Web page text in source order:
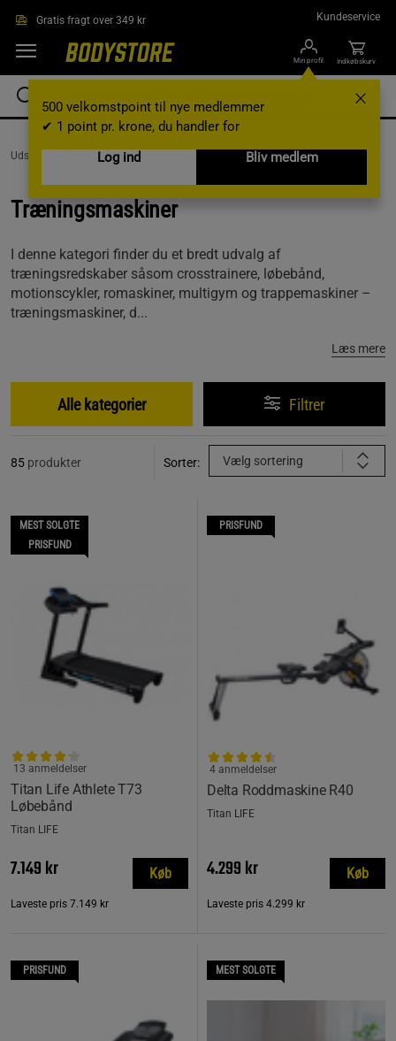
Gratis fragt over 349 kr Kundeservice
Min profil
500 velkomstpoint til nye medlemmer
✔ 1 point pr. krone, du handler for
Log ind
Bliv medlem
Indkøbskurv
Udstyr og tilbehør /Træningsmaskiner
Træningsmaskiner
I denne kategori finder du et bredt udvalg af
træningsredskaber såsom crosstrainere, løbebånd,
motionscykler, romaskiner, multigym og trappemaskiner –
træningsmaskiner, d...
Læs mere
Alle kategorier Filtrer
85 produkter Sorter: Vælg sortering
MEST SOLGTE
PRISFUND
Titan Life Athlete T73
Løbebånd
13 anmeldelser
Titan LIFE
7.149 kr
Laveste pris 7.149 kr
Køb
PRISFUND
Delta Roddmaskine R40
4 anmeldelser
Titan LIFE
4.299 kr
Laveste pris 4.299 kr
Køb
PRISFUND MEST SOLGTE